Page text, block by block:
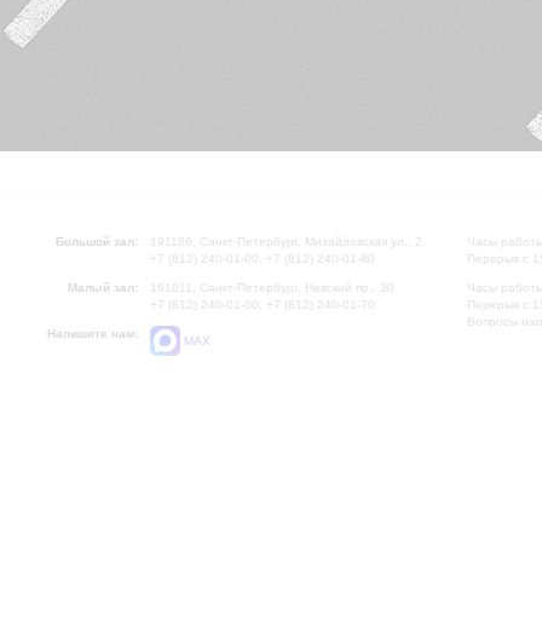
Большой зал:
191186, Санкт-Петербург, Михайловская ул., 2
+7 (812) 240-01-00, +7 (812) 240-01-80
Малый зал:
191011, Санкт-Петербург, Невский пр., 30
+7 (812) 240-01-00, +7 (812) 240-01-70
Напишите нам:
MAX
Часы
Перерыв с
Часы
Перерыв с
Вопросы